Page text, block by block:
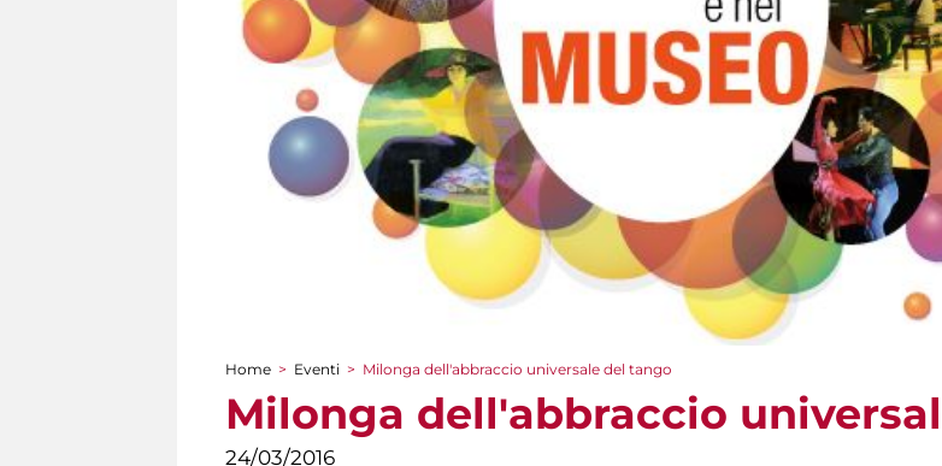
Tu sei qui
Home > Eventi > Milonga dell'abbraccio universale del tango
Milonga dell'abbraccio
24/03/2016